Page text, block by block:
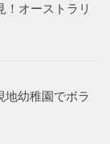
！オーストラリ
地幼稚園でボラ